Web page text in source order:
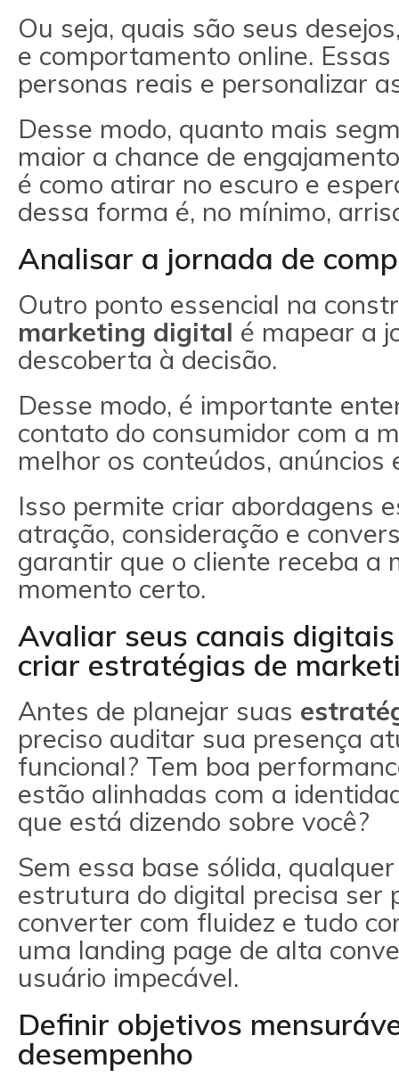
Ou seja, quais são seus
e comportamento online.
personas reais e personalizar
Desse modo, quanto mais
maior a chance de
é como atirar no escuro e
dessa forma é, no mínimo,
Analisar a jornada de
Outro ponto essencial na
marketing digital é mapear a
descoberta à decisão.
Desse modo, é importante
contato do consumidor com a
melhor os conteúdos, anúncios
Isso permite criar abordagens
atração, consideração e
garantir que o cliente receba a
momento certo.
Avaliar seus canais
criar estratégias de
Antes de planejar suas
preciso auditar sua presença
funcional? Tem boa
estão alinhadas com a
que está dizendo sobre você?
Sem essa base sólida,
estrutura do digital precisa ser
converter com fluidez e tudo
uma landing page de alta
usuário impecável.
Definir objetivos
desempenho